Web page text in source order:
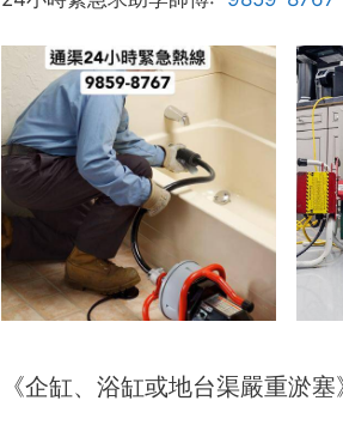
《企缸、浴缸或地台渠嚴重淤塞